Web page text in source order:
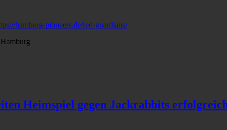
hamburg-pioneers.de/red-guardians/
Heimspiel gegen Jackrabbits